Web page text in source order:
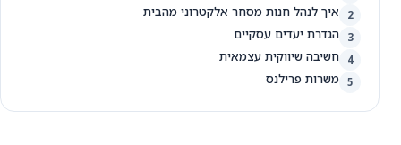
2 איך לנהל חנות מסחר אלקטרוני מהבית
3 הגדרת יעדים עסקיים
4 חשיבה שיווקית עצמאית
5 משרות פרילנס